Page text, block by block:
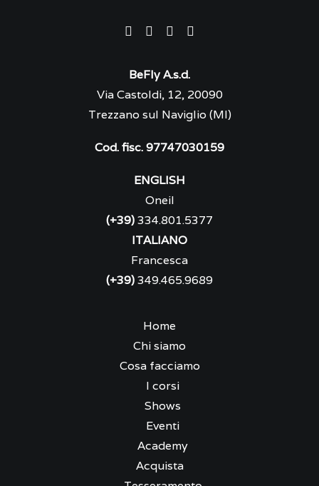
BeFly A.s.d.
Via Castoldi, 12, 20090
Trezzano sul Naviglio (MI)
Cod. fisc. 97747030159
ENGLISH
Oneil
(+39)334.801.5377
ITALIANO
Francesca
(+39)349.465.9689
Home
Chi siamo
Cosa facciamo
I corsi
Shows
Eventi
Academy
Acquista